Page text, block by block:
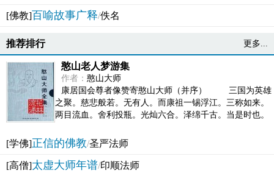
[佛教]百喻故事广释/佚名
推荐排行 更多...
憨山老人梦游集
作者： 憨山大师
康居国会尊者像赞寄憨山大师（并序） 三国为英雄
之聚。慈悲般若。无有人。而康祖一锡浮江。三称如来。
两目流血。舍利投瓶。光灿六合。泽绵千古。当是时也。
[学佛]正信的佛教/圣严法师
[高僧]太虚大师年谱/印顺法师